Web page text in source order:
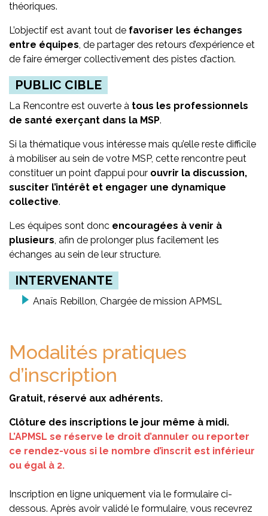
théoriques.
L’objectif est avant tout de favoriser les échanges
entre équipes, de partager des retours d’expérience et
de faire émerger collectivement des pistes d’action.
PUBLIC CIBLE
La Rencontre est ouverte à tous les professionnels
de santé exerçant dans la MSP.
Si la thématique vous intéresse mais qu’elle reste difficile
à mobiliser au sein de votre MSP, cette rencontre peut
constituer un point d’appui pour ouvrir la discussion,
susciter l’intérêt et engager une dynamique
collective.
Les équipes sont donc encouragées à venir à
plusieurs, afin de prolonger plus facilement les
échanges au sein de leur structure.
INTERVENANTE
Anaïs Rebillon, Chargée de mission APMSL
Modalités pratiques
d’inscription
Gratuit, réservé aux adhérents.
Clôture des inscriptions le jour même à midi.
L’APMSL se réserve le droit d’annuler ou reporter
ce rendez-vous si le nombre d’inscrit est inférieur
ou égal à 2.
Inscription en ligne uniquement via le formulaire ci-
dessous. Après avoir validé le formulaire, vous recevrez